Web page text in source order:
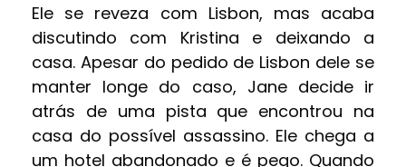
Ele se reveza com Lisbon, mas acaba
discutindo com Kristina e deixando a
casa. Apesar do pedido de Lisbon dele se
manter longe do caso, Jane decide ir
atrás de uma pista que encontrou na
casa do possível assassino. Ele chega a
um hotel abandonado e é pego. Quando